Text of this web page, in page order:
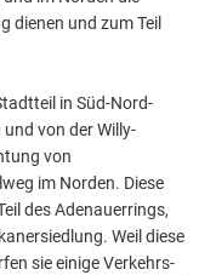
dienen und zum Teil
in Süd-Nord-
von der Willy-
von
im Norden. Diese
des Adenauerrings,
Weil diese
sie einige Verkehrs-